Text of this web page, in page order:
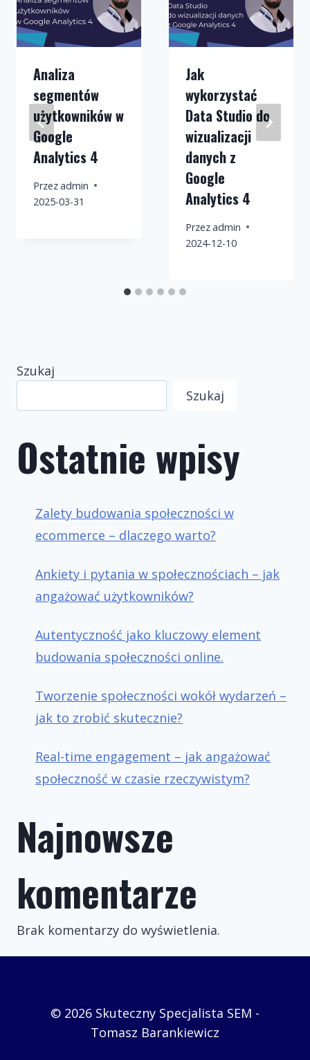
Analiza
segmentów
użytkowników w
Google
Analytics 4
Przezadmin
2025-03-31
Jak
wykorzystać
Data Studio do
wizualizacji
danych z
Google
Analytics 4
Przezadmin
2024-12-10
Szukaj
Szukaj
Ostatnie wpisy
Zalety budowania społeczności w
ecommerce – dlaczego warto?
Ankiety i pytania w społecznościach – jak
angażować użytkowników?
Autentyczność jako kluczowy element
budowania społeczności online.
Tworzenie społeczności wokół wydarzeń –
jak to zrobić skutecznie?
Real-time engagement – jak angażować
społeczność w czasie rzeczywistym?
Najnowsze
komentarze
Brak komentarzy do wyświetlenia.
© 2026 Skuteczny Specjalista SEM -
Tomasz Barankiewicz